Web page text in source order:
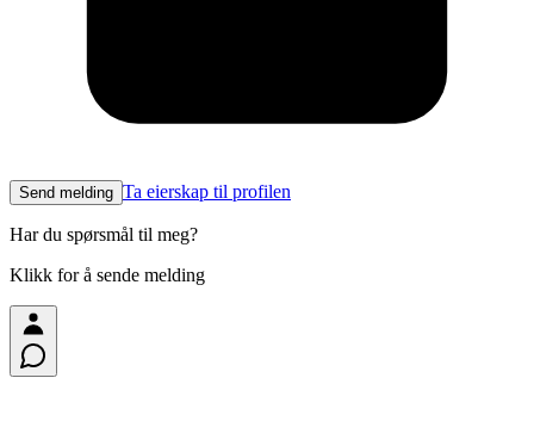
Send melding Ta eierskap til profilen
Har du spørsmål til meg?
Klikk for å sende melding